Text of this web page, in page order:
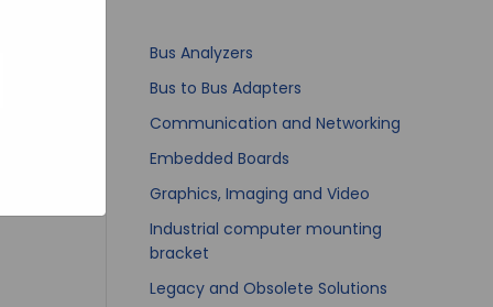
Bus Analyzers
Bus to Bus Adapters
Communication and Networking
Embedded Boards
Graphics, Imaging and Video
Industrial computer mounting
bracket
Legacy and Obsolete Solutions
van